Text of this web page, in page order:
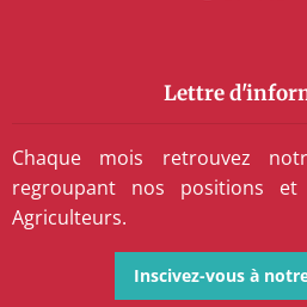
Lettre
Chaque mois retrouvez
regroupant nos positions et
Agriculteurs.
Inscivez-vous à